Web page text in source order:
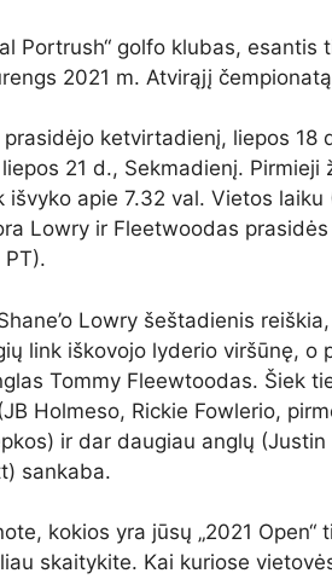
Portrush“ golfo klubas, esantis
2021 m. Atvirąjį
prasidėjo ketvirtadienį, liepos
21 d., Sekmadienį. Pirmieji
išvyko apie 7.32 val. Vietos laiku
Lowry ir Fleetwoodas
PT).
Lowry šeštadienis
link iškovojo lyderio viršūnę, o
Tommy Fleewtoodas. Šiek
Holmeso, Rickie Fowlerio,
ir dar daugiau anglų
sankaba.
kokios yra jūsų „2021 Open“
skaitykite. Kai kuriose